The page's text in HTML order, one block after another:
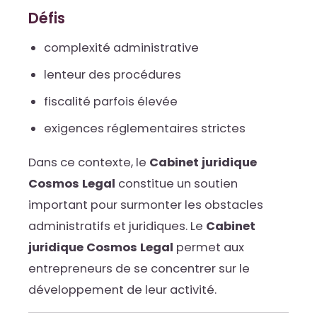
Défis
complexité administrative
lenteur des procédures
fiscalité parfois élevée
exigences réglementaires strictes
Dans ce contexte, le Cabinet juridique
Cosmos Legal constitue un soutien
important pour surmonter les obstacles
administratifs et juridiques. Le Cabinet
juridique Cosmos Legal permet aux
entrepreneurs de se concentrer sur le
développement de leur activité.